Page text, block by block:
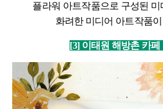
플라워 아트작품으로 구성된
화려한 미디어 아트작품
[3] 이태원 해방촌 카